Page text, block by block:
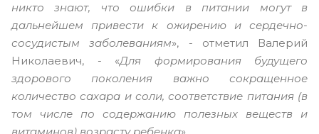
никто знают, что ошибки в питании могут в
дальнейшем привести к ожирению и сердечно-
сосудистым заболеваниям», - отметил Валерий
Николаевич, - «Для формирования будущего
здорового поколения важно сокращенное
количество сахара и соли, соответствие питания (в
том числе по содержанию полезных веществ и